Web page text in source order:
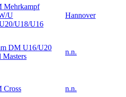
Mehrkampf
U
U18/U16
Hannover
DM U16/U20
Masters
n.n.
Cross n.n.